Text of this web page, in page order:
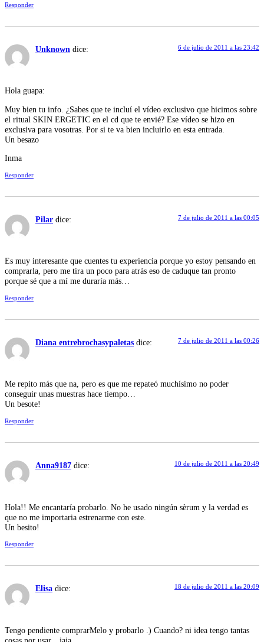
Responder
Unknown dice: 6 de julio de 2011 a las 23:42
Hola guapa:
Muy bien tu info. ¿Sabes que te incluí el vídeo exclusivo que hicimos sobre
el ritual SKIN ERGETIC en el cd que te envié? Ese vídeo se hizo en
exclusiva para vosotras. Por si te va bien incluirlo en esta entrada.
Un besazo
Inma
Responder
Pilar dice: 7 de julio de 2011 a las 00:05
Es muy interesante que cuentes tu experiencia porque yo estoy pensando en
comprarla, pero me tira un poco para atrás eso de caduque tan pronto
porque sé que a mí me duraría más…
Responder
Diana entrebrochasypaletas dice: 7 de julio de 2011 a las 00:26
Me repito más que na, pero es que me repateó muchísimo no poder
conseguir unas muestras hace tiempo…
Un besote!
Responder
Anna9187 dice: 10 de julio de 2011 a las 20:49
Hola!! Me encantaría probarlo. No he usado ningún sèrum y la verdad es
que no me importaria estrenarme con este.
Un besito!
Responder
Elisa dice: 18 de julio de 2011 a las 20:09
Tengo pendiente comprarMelo y probarlo .) Cuando? ni idea tengo tantas
cosas por usar…jaja